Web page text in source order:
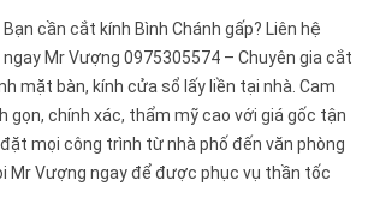
Bạn cần cắt kính Bình Chánh gấp? Liên hệ
ngay Mr Vượng 0975305574 – Chuyên gia cắt
mặt bàn, kính cửa sổ lấy liền tại nhà. Cam
gọn, chính xác, thẩm mỹ cao với giá gốc tận
mọi công trình từ nhà phố đến văn phòng
Mr Vượng ngay để được phục vụ thần tốc